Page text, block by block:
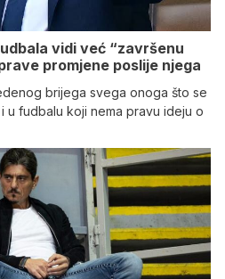
vidi već “završenu
promjene poslije njega
brijega svega onoga što se
u fudbalu koji nema pravu ideju o